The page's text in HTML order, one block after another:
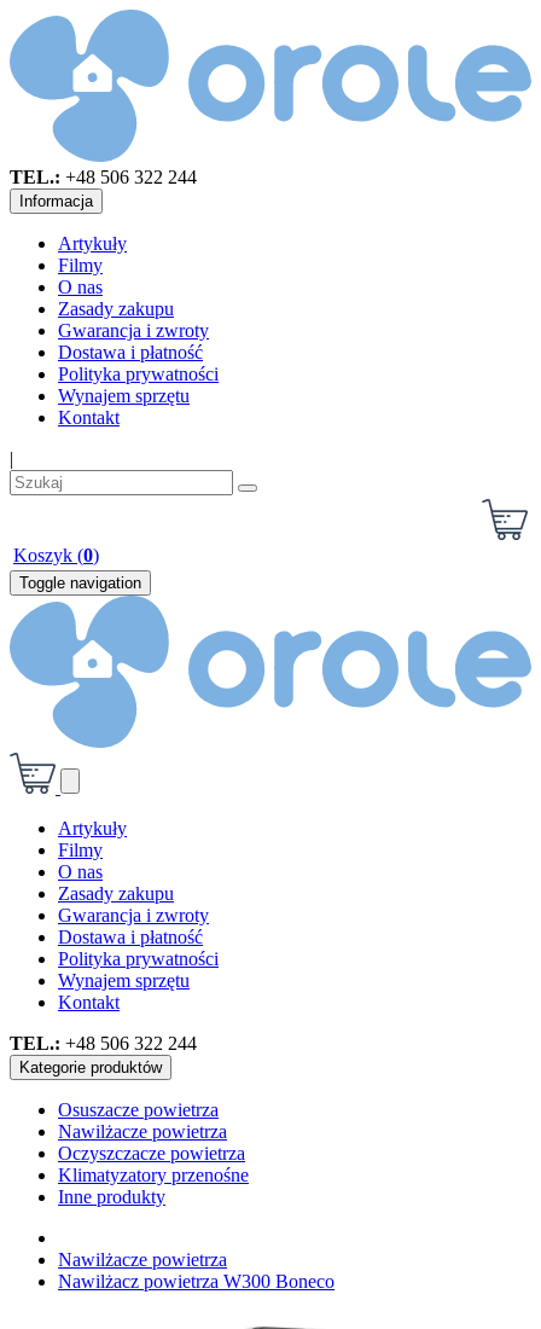
TEL.: +48 506 322 244
Informacja
Artykuły
Filmy
O nas
Zasady zakupu
Gwarancja i zwroty
Dostawa i płatność
Polityka prywatności
Wynajem sprzętu
Kontakt
|
Koszyk (0)
Toggle navigation
Artykuły
Filmy
O nas
Zasady zakupu
Gwarancja i zwroty
Dostawa i płatność
Polityka prywatności
Wynajem sprzętu
Kontakt
TEL.: +48 506 322 244
Kategorie produktów
Osuszacze powietrza
Nawilżacze powietrza
Oczyszczacze powietrza
Klimatyzatory przenośne
Inne produkty
Nawilżacze powietrza
Nawilżacz powietrza W300 Boneco